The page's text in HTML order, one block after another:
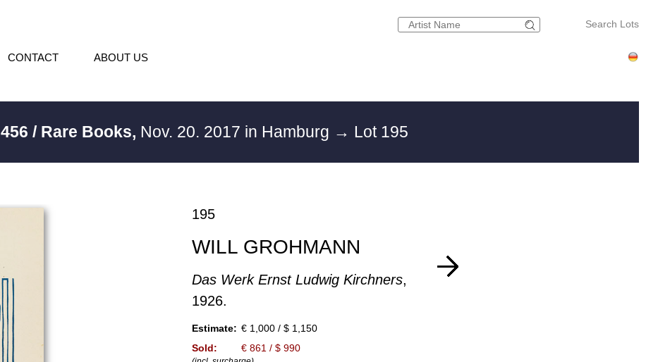
Search Lots
CONTACT ABOUT US
456 / Rare Books, Nov. 20. 2017 in Hamburg → Lot 195
195
WILL GROHMANN
Das Werk Ernst Ludwig Kirchners,
1926.
Estimate: € 1,000 / $ 1,150
Sold:
€ 861 / $ 990